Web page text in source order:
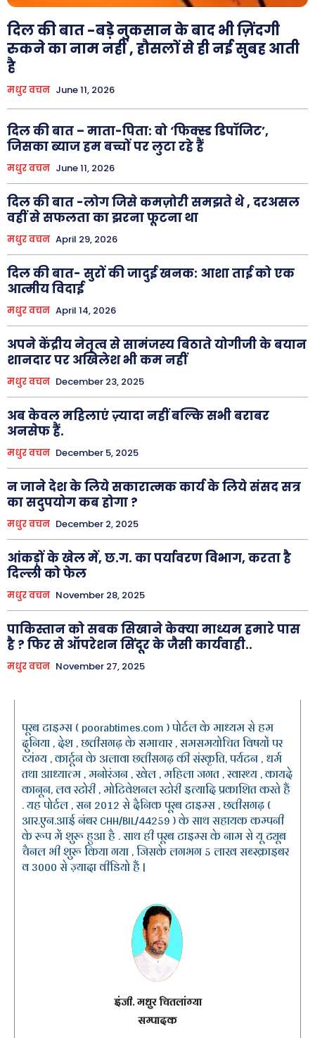
दिल की बात -बड़े नुकसान के बाद भी ज़िंदगी
रुकने का नाम नहीं , हौसलों से ही नई सुबह आती
है
मधुर वचन June 11, 2026
दिल की बात – माता-पिता: वो ‘फिक्स्ड डिपॉजिट’,
जिसका ब्याज हम बच्चों पर लुटा रहे हैं
मधुर वचन June 11, 2026
दिल की बात -लोग जिसे कमज़ोरी समझते थे , दरअसल
वहीं से सफलता का झरना फूटना था
मधुर वचन April 29, 2026
दिल की बात- सुरों की जादुई खनक: आशा ताई को एक
आत्मीय विदाई
मधुर वचन April 14, 2026
अपने केंद्रीय नेतृत्व से सामंजस्य बिठाते योगीजी के बयान
शानदार पर अखिलेश भी कम नहीं
मधुर वचन December 23, 2025
अब केवल महिलाएं ज़्यादा नहीं बल्कि सभी बराबर
अनसेफ हैं.
मधुर वचन December 5, 2025
न जाने देश के लिये सकारात्मक कार्य के लिये संसद सत्र
का सदुपयोग कब होगा ?
मधुर वचन December 2, 2025
आंकड़ों के खेल में, छ.ग. का पर्यावरण विभाग, करता है
दिल्ली को फेल
मधुर वचन November 28, 2025
पाकिस्तान को सबक सिखाने केक्या माध्यम हमारे पास
है ? फिर से ऑपरेशन सिंदूर के जैसी कार्यवाही..
मधुर वचन November 27, 2025
पूरब टाइम्स ( poorabtimes.com ) पोर्टल के माध्यम से हम
दुनिया , देश , छत्तीसगढ़ के समाचार , समसमयोचित विषयों पर
व्यंग्य , कार्टून के अलावा छत्तीसगढ़ की संस्कृति, पर्यटन , धर्म
तथा आध्यात्म , मनोरंजन , खेल , महिला जगत , स्वास्थ्य , कायदे
कानून, लव स्टोरी , मोटिवेशनल स्टोरी इत्यादि प्रकाशित करते हैं
. यह पोर्टल , सन 2012 से दैनिक पूरब टाइम्स , छत्तीसगढ़ (
आर.एन.आई नंबर CHH/BIL/44259 ) के साथ सहायक कम्पनी
के रूप में शुरू हुआ है . साथ ही पूरब टाइम्स के नाम से यू ट्यूब
चैनल भी शुरू किया गया , जिसके लगभग 5 लाख सब्स्क्राइबर
व 3000 से ज़्यादा वीडियो हैं |
इंजी. मधुर चितलांग्या
सम्पादक